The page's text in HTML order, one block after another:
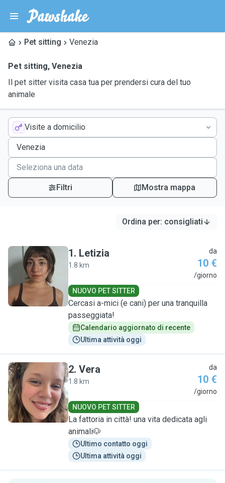
Pet sitting Venezia
Pet sitting, Venezia
Il pet sitter visita casa tua per prendersi cura del tuo
animale
Visite a domicilio
Filtri Mostra mappa
Ordina per: consigliati
L
1. Letizia
1.8 km
da
10 €
/giorno
NUOVO PET SITTER
Cercasi a-mici (e cani) per una tranquilla
passeggiata!
Calendario aggiornato di recente
Ultima attività oggi
V
2. Vera
1.8 km
da
10 €
/giorno
NUOVO PET SITTER
La fattoria in città! una vita dedicata agli
animali🐶
Ultimo contatto oggi
Ultima attività oggi